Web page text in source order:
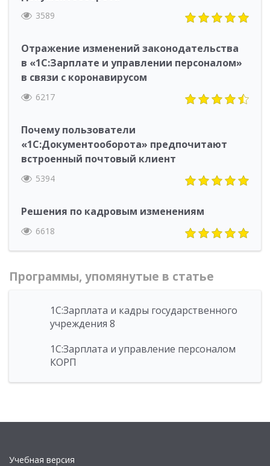
3589
Отражение изменений законодательства
в «1С:Зарплате и управлении персоналом»
в связи с коронавирусом
6217
Почему пользователи
«1С:Документооборота» предпочитают
встроенный почтовый клиент
5394
Решения по кадровым изменениям
6618
Программы, упомянутые в статье
1С:Зарплата и кадры государственного
учреждения 8
1С:Зарплата и управление персоналом
КОРП
Учебная версия